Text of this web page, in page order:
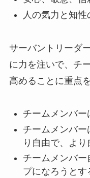
人の気力と知性
サーバントリーダ
に力を注いで、チ
高めることに重点
チームメンバ
チームメンバー
り自由で、よ
チームメンバー
プになろうと